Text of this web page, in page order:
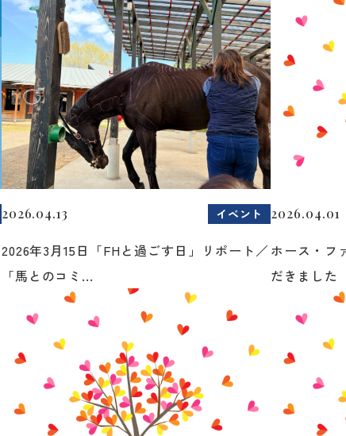
2026.04.13 イベント
2026年3月15日「FHと過ごす日」リポート／
「馬とのコミ...
2026.04.01
ホース・フ
だきました